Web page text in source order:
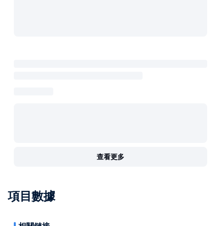
查看更多
項目數據